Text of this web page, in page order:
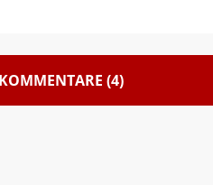
KOMMENTARE (4)